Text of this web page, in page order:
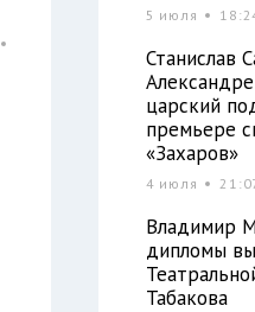
5 июля
Станислав
царский
премьере
«Захаров»
4 июля
Владимир
дипломы
Табакова